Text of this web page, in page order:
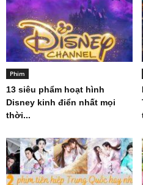
Phim
13 siêu phẩm hoạt hình
Disney kinh điển nhất mọi
thời...